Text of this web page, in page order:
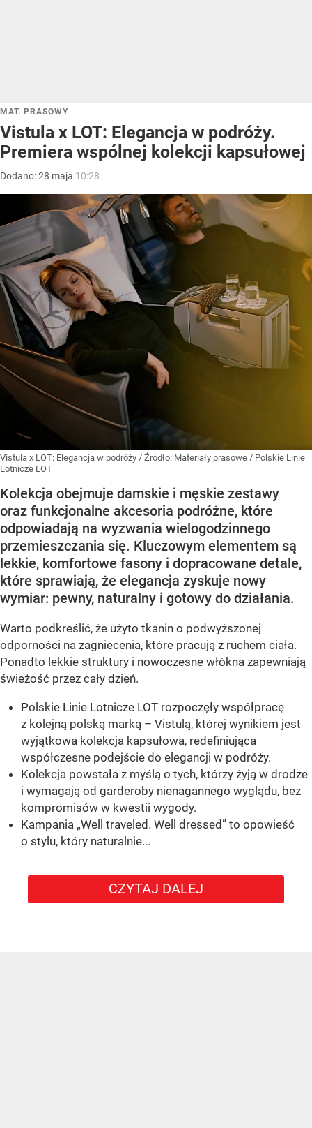
MAT. PRASOWY
Vistula x LOT: Elegancja w podróży.
Premiera wspólnej kolekcji kapsułowej
Dodano:28 maja 10:28
Vistula x LOT: Elegancja w podróży / Źródło: Materiały prasowe / Polskie Linie
Lotnicze LOT
Kolekcja obejmuje damskie i męskie zestawy
oraz funkcjonalne akcesoria podróżne, które
odpowiadają na wyzwania wielogodzinnego
przemieszczania się. Kluczowym elementem są
lekkie, komfortowe fasony i dopracowane detale,
które sprawiają, że elegancja zyskuje nowy
wymiar: pewny, naturalny i gotowy do działania.
Warto podkreślić, że użyto tkanin o podwyższonej
odporności na zagniecenia, które pracują z ruchem ciała.
Ponadto lekkie struktury i nowoczesne włókna zapewniają
świeżość przez cały dzień.
Polskie Linie Lotnicze LOT rozpoczęły współpracę
z kolejną polską marką – Vistulą, której wynikiem jest
wyjątkowa kolekcja kapsułowa, redefiniująca
współczesne podejście do elegancji w podróży.
Kolekcja powstała z myślą o tych, którzy żyją w drodze
i wymagają od garderoby nienagannego wyglądu, bez
kompromisów w kwestii wygody.
Kampania „Well traveled. Well dressed” to opowieść
o stylu, który naturalnie...
CZYTAJ DALEJ